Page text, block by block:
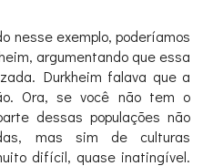
nesse exemplo, poderíamos
argumentando que essa
Durkheim falava que a
Ora, se você não tem o
dessas populações não
mas sim de culturas
difícil, quase inatingível.